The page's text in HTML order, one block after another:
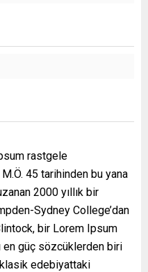
rastgele
45 tarihinden bu yana
2000 yıllık bir
Sydney College’dan
bir Lorem Ipsum
en güç sözcüklerden biri
edebiyattaki